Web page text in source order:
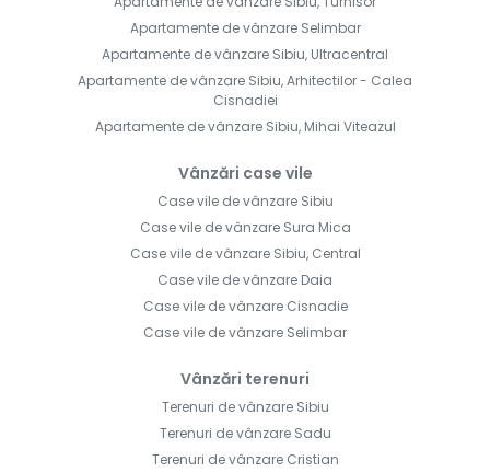
Apartamente de vânzare Selimbar
Apartamente de vânzare Sibiu, Ultracentral
Apartamente de vânzare Sibiu, Arhitectilor - Calea
Cisnadiei
Apartamente de vânzare Sibiu, Mihai Viteazul
Vânzări case vile
Case vile de vânzare Sibiu
Case vile de vânzare Sura Mica
Case vile de vânzare Sibiu, Central
Case vile de vânzare Daia
Case vile de vânzare Cisnadie
Case vile de vânzare Selimbar
Vânzări terenuri
Terenuri de vânzare Sibiu
Terenuri de vânzare Sadu
Terenuri de vânzare Cristian